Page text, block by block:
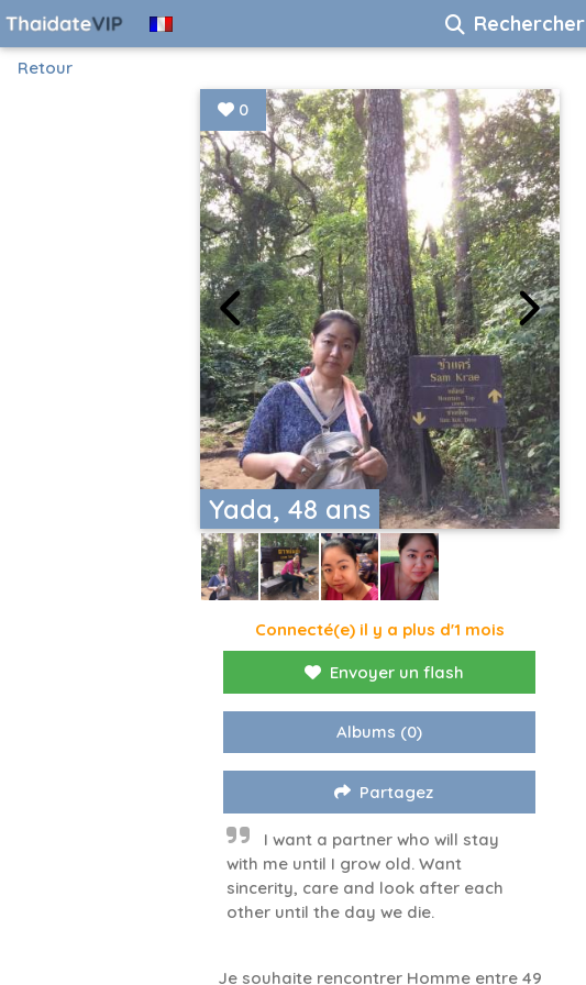
Rechercher
Retour
Yada, 48 ans
0
Connecté(e) il y a plus d'1 mois
Envoyer un flash
Albums (0)
Partagez
I want a partner who will stay
with me until I grow old. Want
sincerity, care and look after each
other until the day we die.
Je souhaite rencontrer Homme entre 49